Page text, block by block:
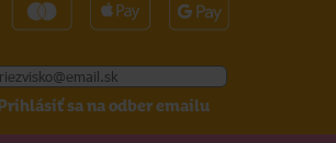
sa na odber emailu